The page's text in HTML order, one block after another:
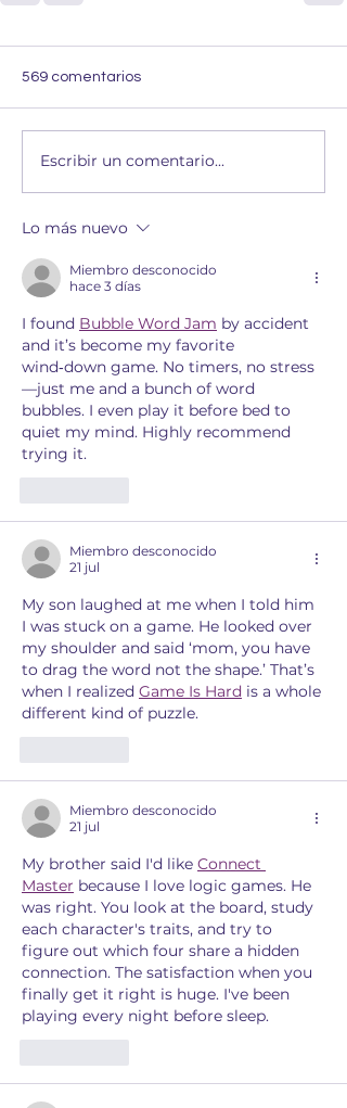
569 comentarios
Escribir un comentario...
Lo más nuevo
Miembro desconocido
hace 3 días
I found Bubble Word Jam by accident
and it’s become my favorite
wind‑down game. No timers, no stress
—just me and a bunch of word
bubbles. I even play it before bed to
quiet my mind. Highly recommend
trying it.
Miembro desconocido
21 jul
My son laughed at me when I told him
I was stuck on a game. He looked over
my shoulder and said ‘mom, you have
to drag the word not the shape.’ That’s
when I realized Game Is Hard is a whole
different kind of puzzle.
Miembro desconocido
21 jul
My brother said I'd like Connect
Master because I love logic games. He
was right. You look at the board, study
each character's traits, and try to
figure out which four share a hidden
connection. The satisfaction when you
finally get it right is huge. I've been
playing every night before sleep.